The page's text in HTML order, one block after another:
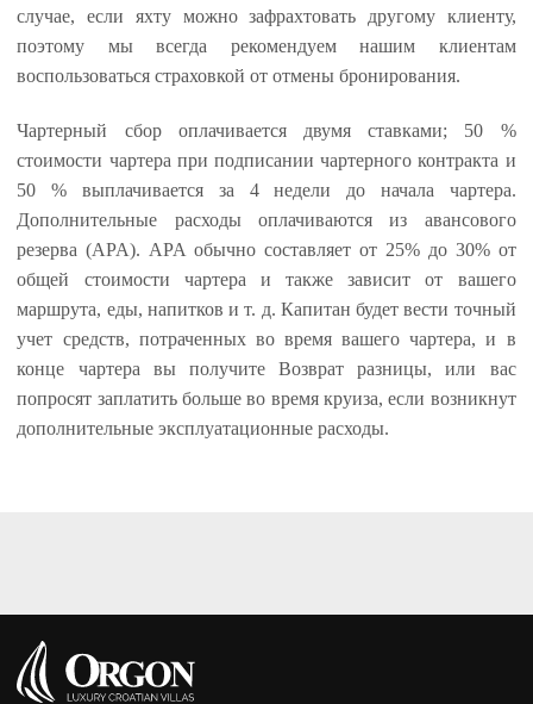
случае, если яхту можно зафрахтовать другому клиенту,
поэтому мы всегда рекомендуем нашим клиентам
воспользоваться страховкой от отмены бронирования.
Чартерный сбор оплачивается двумя ставками; 50 %
стоимости чартера при подписании чартерного контракта и
50 % выплачивается за 4 недели до начала чартера.
Дополнительные расходы оплачиваются из авансового
резерва (APA). APA обычно составляет от 25% до 30% от
общей стоимости чартера и также зависит от вашего
маршрута, еды, напитков и т. д. Капитан будет вести точный
учет средств, потраченных во время вашего чартера, и в
конце чартера вы получите Возврат разницы, или вас
попросят заплатить больше во время круиза, если возникнут
дополнительные эксплуатационные расходы.